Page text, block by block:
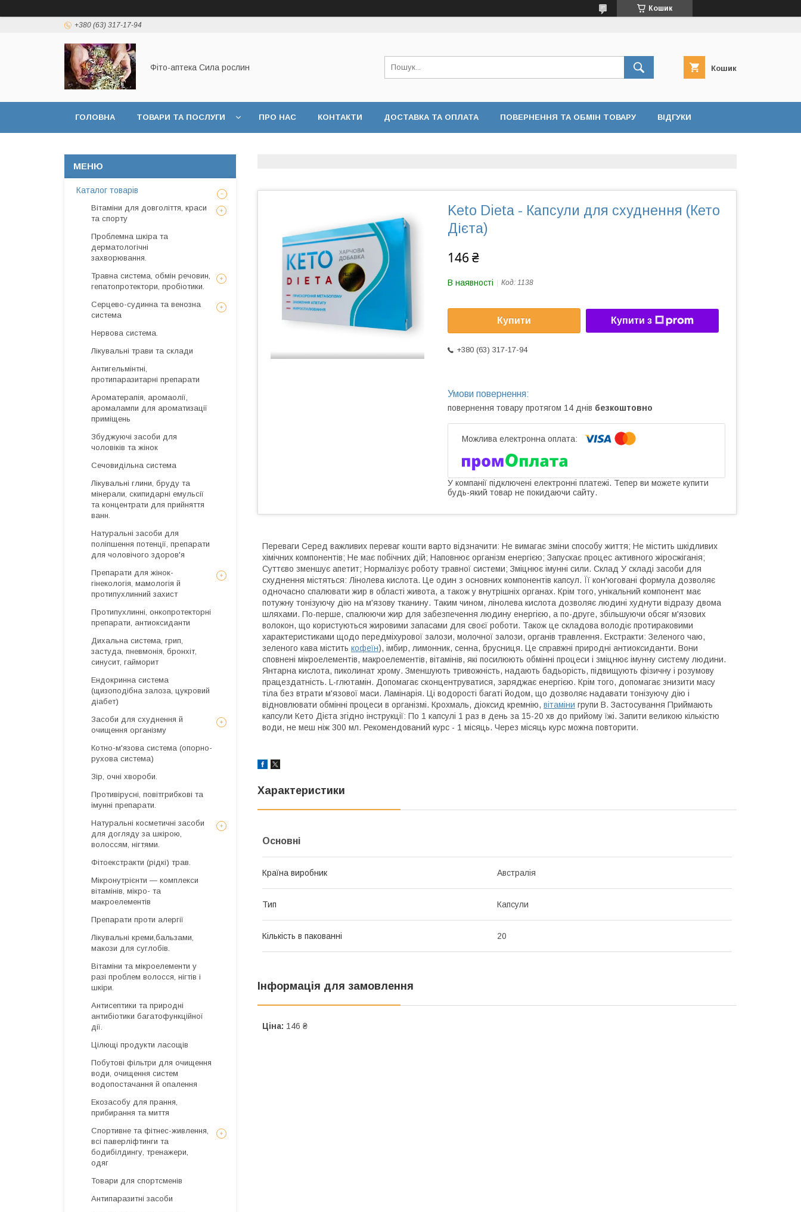
Кошик
+380 (63) 317-17-94
Фіто-аптека Сила рослин Кошик
ГОЛОВНА ТОВАРИ ТА ПОСЛУГИ ПРО НАС КОНТАКТИ ДОСТАВКА ТА ОПЛАТА ПОВЕРНЕННЯ ТА ОБМІН ТОВАРУ ВІДГУКИ
Keto Dieta - Капсули для схуднення (Кето
Дієта)
146 ₴
В наявності Код: 1138
Купити Купити з
+380 (63) 317-17-94
повернення товару протягом 14 днів безкоштовно
У компанії підключені електронні платежі. Тепер ви можете купити
будь-який товар не покидаючи сайту.
Переваги Серед важливих переваг кошти варто відзначити: Не вимагає зміни способу життя; Не містить шкідливих
хімічних компонентів; Не має побічних дій; Наповнює організм енергією; Запускає процес активного жіросжіганія;
Суттєво зменшує апетит; Нормалізує роботу травної системи; Зміцнює імунні сили. Склад У складі засоби для
схуднення містяться: Лінолева кислота. Це один з основних компонентів капсул. Її кон'юговані формула дозволяє
одночасно спалювати жир в області живота, а також у внутрішніх органах. Крім того, унікальний компонент має
потужну тонізуючу дію на м'язову тканину. Таким чином, лінолева кислота дозволяє людині худнути відразу двома
шляхами. По-перше, спалюючи жир для забезпечення людину енергією, а по-друге, збільшуючи обсяг м'язових
волокон, що користуються жировими запасами для своєї роботи. Також це складова володіє протираковими
характеристиками щодо передміхурової залози, молочної залози, органів травлення. Екстракти: Зеленого чаю,
зеленого кава містить кофеїн), імбир, лимонник, сенна, брусниця. Це справжні природні антиоксиданти. Вони
сповнені мікроелементів, макроелементів, вітамінів, які посилюють обмінні процеси і зміцнює імунну систему людини.
Янтарна кислота, пиколинат хрому. Зменшують тривожність, надають бадьорість, підвищують фізичну і розумову
працездатність. L-глютамін. Допомагає сконцентруватися, заряджає енергією. Крім того, допомагає знизити масу
тіла без втрати м'язової маси. Ламінарія. Ці водорості багаті йодом, що дозволяє надавати тонізуючу дію і
відновлювати обмінні процеси в організмі. Крохмаль, діоксид кремнію, вітаміни групи В. Застосування Приймають
капсули Кето Дієта згідно інструкції: По 1 капсулі 1 раз в день за 15-20 хв до прийому їжі. Запити великою кількістю
води, не меш ніж 300 мл. Рекомендований курс - 1 місяць. Через місяць курс можна повторити.
Характеристики
Основні
Країна виробник Австралія
Тип Капсули
Кількість в пакованні 20
Інформація для замовлення
Ціна: 146 ₴
Каталог товарів
Вітаміни для довголіття, краси
та спорту
Проблемна шкіра та
дерматологічні
захворювання.
Травна система, обмін речовин,
гепатопротектори, пробіотики.
Серцево-судинна та венозна
система
Нервова система.
Лікувальні трави та склади
Антигельмінтні,
протипаразитарні препарати
Ароматерапія, аромаолії,
аромалампи для ароматизації
приміщень
Збуджуючі засоби для
чоловіків та жінок
Сечовидільна система
Лікувальні глини, бруду та
мінерали, скипидарні емульсії
та концентрати для прийняття
ванн.
Натуральні засоби для
поліпшення потенції, препарати
для чоловічого здоров'я
Препарати для жінок-
гінекологія, мамологія й
протипухлинний захист
Протипухлинні, онкопротекторні
препарати, антиоксиданти
Дихальна система, грип,
застуда, пневмонія, бронхіт,
синусит, гайморит
Ендокринна система
(щизоподібна залоза, цукровий
діабет)
Засоби для схуднення й
очищення організму
Котно-м'язова система (опорно-
рухова система)
Зір, очні хвороби.
Противірусні, повітгрибкові та
імунні препарати.
Натуральні косметичні засоби
для догляду за шкірою,
волоссям, нігтями.
Фітоекстракти (рідкі) трав.
Мікронутрієнти — комплекси
вітамінів, мікро- та
макроелементів
Препарати проти алергії
Лікувальні креми,бальзами,
макози для суглобів.
Вітаміни та мікроелементи у
разі проблем волосся, нігтів і
шкіри.
Антисептики та природні
антибіотики багатофункційної
дії.
Цілющі продукти ласощів
Побутові фільтри для очищення
води, очищення систем
водопостачання й опалення
Екозасобу для прання,
прибирання та миття
Спортивне та фітнес-живлення,
всі паверліфтинги та
бодибілдингу, тренажери,
одяг
Товари для спортсменів
Антипаразитні засоби